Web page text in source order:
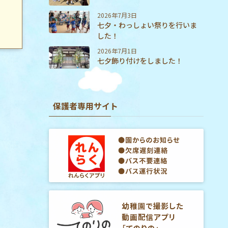
2026年7月3日
七夕・わっしょい祭りを行いま
した！
2026年7月1日
七夕飾り付けをしました！
保護者専用サイト